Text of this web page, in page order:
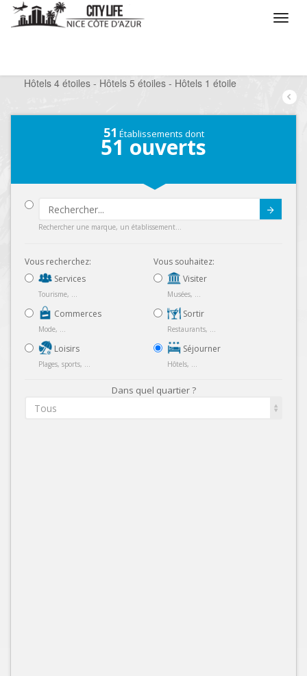
Hôtels 4 étoiles - Hôtels 5 étoiles - Hôtels 1 étoile
51 Établissements dont
51 ouverts
Rechercher une marque, un établissement...
Vous recherchez:
Services
Tourisme, ...
Commerces
Mode, ...
Loisirs
Plages, sports, ...
Vous souhaitez:
Visiter
Musées, ...
Sortir
Restaurants, ...
Séjourner
Hôtels, ...
Dans quel quartier ?
Tous